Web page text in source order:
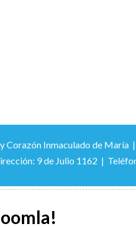
Corazón Inmaculado de María
9 de Julio 1162 |